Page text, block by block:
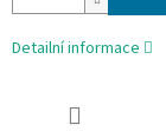
Detailní informace